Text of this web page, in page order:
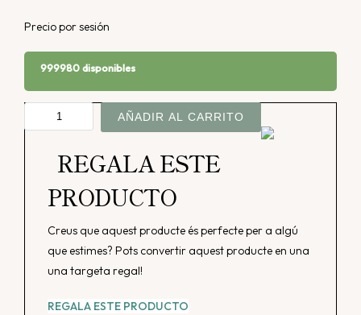
Precio por sesión
999980 disponibles
Bioslimming
Sesión
cantidad
AÑADIR AL CARRITO
REGALA ESTE
PRODUCTO
Creus que aquest producte és perfecte per a algú
que estimes? Pots convertir aquest producte en una
una targeta regal!
REGALA ESTE PRODUCTO